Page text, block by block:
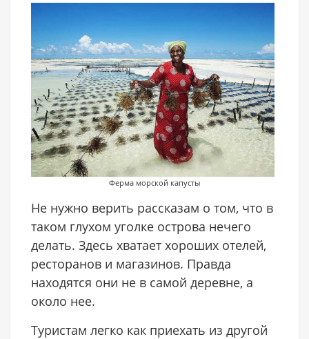
Ферма морской капусты
Не нужно верить рассказам о том, что в
таком глухом уголке острова нечего
делать. Здесь хватает хороших отелей,
ресторанов и магазинов. Правда
находятся они не в самой деревне, а
около нее.
Туристам легко как приехать из другой